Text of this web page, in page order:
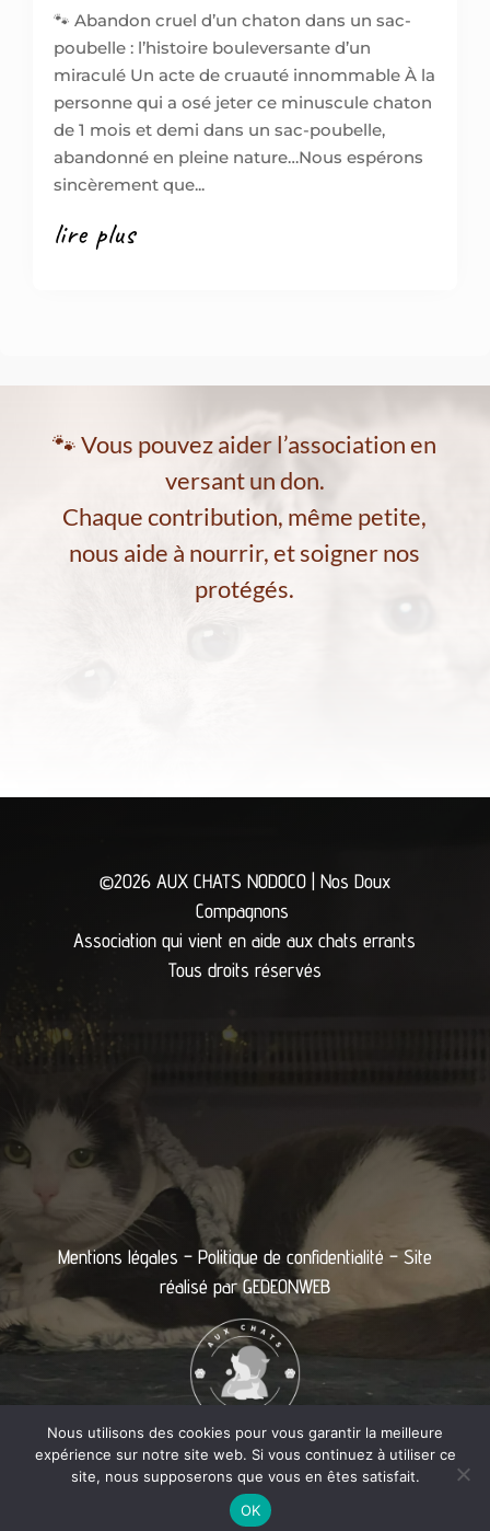
🐾 Abandon cruel d’un chaton dans un sac-
poubelle : l’histoire bouleversante d’un
miraculé Un acte de cruauté innommable À la
personne qui a osé jeter ce minuscule chaton
de 1 mois et demi dans un sac-poubelle,
abandonné en pleine nature…Nous espérons
sincèrement que...
lire plus
🐾 Vous pouvez aider l’association en
versant un don.
Chaque contribution, même petite,
nous aide à nourrir, et soigner nos
protégés.
©2026 AUX CHATS NODOCO | Nos Doux
Compagnons
Association qui vient en aide aux chats errants
Tous droits réservés
Mentions légales – Politique de confidentialité – Site
réalisé parGEDEONWEB
Nous utilisons des cookies pour vous garantir la meilleure
expérience sur notre site web. Si vous continuez à utiliser ce
site, nous supposerons que vous en êtes satisfait.
OK